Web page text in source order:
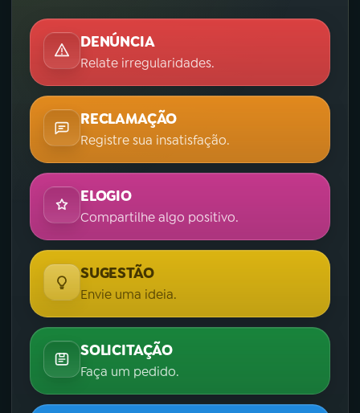
DENÚNCIA
Relate irregularidades.
RECLAMAÇÃO
Registre sua insatisfação.
ELOGIO
Compartilhe algo positivo.
SUGESTÃO
Envie uma ideia.
SOLICITAÇÃO
Faça um pedido.